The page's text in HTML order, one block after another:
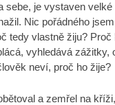
je vystaven
Nic pořádného
tedy vlastně žiju?
vyhledává
neví, proč ho žije?
a zemřel na